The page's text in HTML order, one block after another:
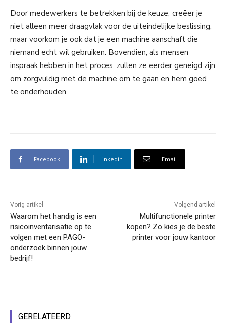
Door medewerkers te betrekken bij de keuze, creëer je
niet alleen meer draagvlak voor de uiteindelijke beslissing,
maar voorkom je ook dat je een machine aanschaft die
niemand echt wil gebruiken. Bovendien, als mensen
inspraak hebben in het proces, zullen ze eerder geneigd zijn
om zorgvuldig met de machine om te gaan en hem goed
te onderhouden.
Facebook Linkedin Email
Vorig artikel
Waarom het handig is een
risicoinventarisatie op te
volgen met een PAGO-
onderzoek binnen jouw
bedrijf!
Volgend artikel
Multifunctionele printer
kopen? Zo kies je de beste
printer voor jouw kantoor
GERELATEERD